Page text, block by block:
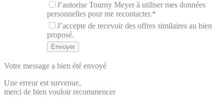
J’autorise Tourny Meyer à utiliser mes données
personnelles pour me recontacter.*
J’accepte de recevoir des offres similaires au bien
proposé.
Votre message a bien été envoyé
Une erreur est survenue,
merci de bien vouloir recommencer